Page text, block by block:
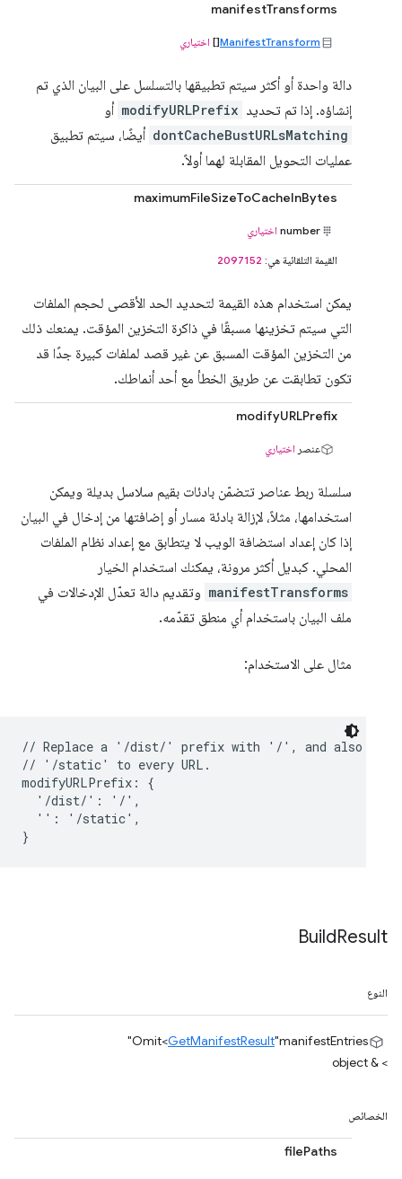
manifestTransforms
ManifestTransform
[] اختياري
دالة واحدة أو أكثر سيتم تطبيقها بالتسلسل على البيان الذي تم
إنشاؤه. إذا تم تحديد modifyURLPrefix أو
dontCacheBustURLsMatching أيضًا، سيتم تطبيق
عمليات التحويل المقابلة لهما أولاً.
maximumFileSizeToCacheInBytes
number اختياري
القيمة التلقائية هي: 2097152
يمكن استخدام هذه القيمة لتحديد الحد الأقصى لحجم الملفات
التي سيتم تخزينها مسبقًا في ذاكرة التخزين المؤقت. يمنعك ذلك
من التخزين المؤقت المسبق عن غير قصد لملفات كبيرة جدًا قد
تكون تطابقت عن طريق الخطأ مع أحد أنماطك.
modifyURLPrefix
عنصر اختياري
سلسلة ربط عناصر تتضمّن بادئات بقيم سلاسل بديلة ويمكن
استخدامها، مثلاً، لإزالة بادئة مسار أو إضافتها من إدخال في البيان
إذا كان إعداد استضافة الويب لا يتطابق مع إعداد نظام الملفات
المحلي. كبديل أكثر مرونة، يمكنك استخدام الخيار
manifestTransforms وتقديم دالة تعدّل الإدخالات في
ملف البيان باستخدام أي منطق تقدّمه.
مثال على الاستخدام:
// Replace a '/dist/' prefix with '/', and also
// '/static' to every URL.
modifyURLPrefix: {
  '/dist/': '/',
  '': '/static',
BuildResult
النوع
Omit<GetManifestResult"manifestEntries"
> & object
الخصائص
filePaths